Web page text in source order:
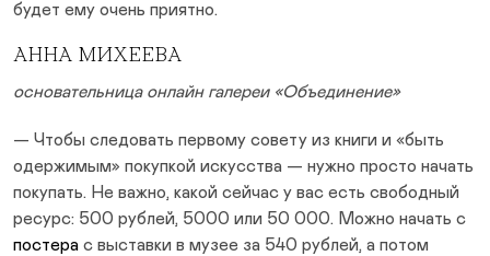
будет ему очень приятно.
АННА МИХЕЕВА
основательница онлайн галереи «Объединение»
— Чтобы следовать первому совету из книги и «быть
одержимым» покупкой искусства — нужно просто начать
покупать. Не важно, какой сейчас у вас есть свободный
ресурс: 500 рублей, 5000 или 50 000. Можно начать c
постера с выставки в музее за 540 рублей, а потом